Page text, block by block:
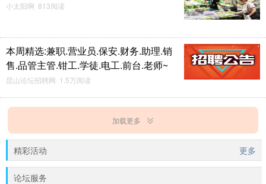
小太阳啊 813阅读
本周精选:兼职.营业员.保安.财务.助理.销
售.品管主管.钳工.学徒.电工.前台.老师~
昆山论坛招聘网 1.5万阅读
加载更多
精彩活动 更多
论坛服务